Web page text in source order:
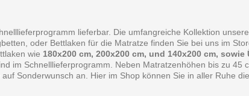
lieferbar. Die umfangreiche Kollektion
oder Bettlaken für die Matratze finden Sie bei uns im
wie 180x200 cm, 200x200 cm, und 140x200 cm, sowie
im Schnelllieferprogramm. Neben Matratzenhöhen bis zu 45
Sonderwunsch an. Hier im Shop können Sie in aller Ruhe